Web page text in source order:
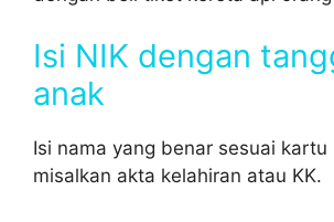
Isi NIK dengan
anak
Isi nama yang benar sesuai
misalkan akta kelahiran atau KK.